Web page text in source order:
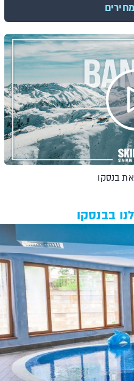
את בנסקו
בבנסקו